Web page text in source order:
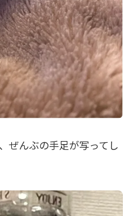
ぜんぶの手足が写ってし